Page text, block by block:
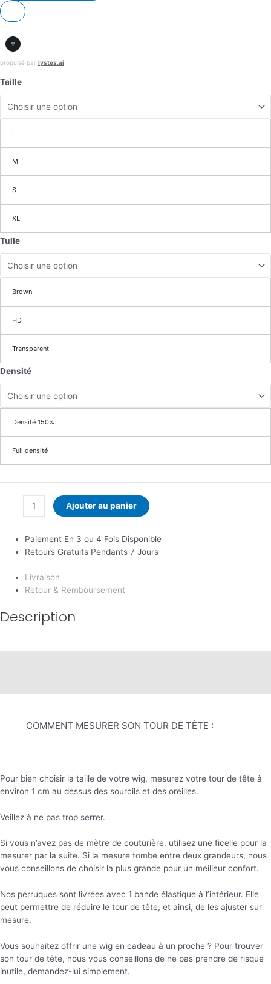
propulsé par lystes.ai
Taille
L
M
S
XL
Tulle
Brown
HD
Transparent
Densité
Densité 150%
Full densité
Ajouter au panier
Paiement En 3 ou 4 Fois Disponible
Retours Gratuits Pendants 7 Jours
Livraison
Retour & Remboursement
Description
COMMENT MESURER SON TOUR DE TÊTE :
Pour bien choisir la taille de votre wig, mesurez votre tour de tête à
environ 1 cm au dessus des sourcils et des oreilles.
Veillez à ne pas trop serrer.
Si vous n’avez pas de mètre de couturière, utilisez une ficelle pour la
mesurer par la suite. Si la mesure tombe entre deux grandeurs, nous
vous conseillons de choisir la plus grande pour un meilleur confort.
Nos perruques sont livrées avec 1 bande élastique à l’intérieur. Elle
peut permettre de réduire le tour de tête, et ainsi, de les ajuster sur
mesure.
Vous souhaitez offrir une wig en cadeau à un proche ? Pour trouver
son tour de tête, nous vous conseillons de ne pas prendre de risque
inutile, demandez-lui simplement.